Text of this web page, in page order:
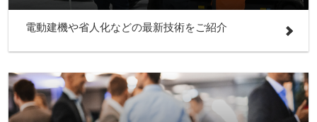
電動建機や省人化などの最新技術をご紹介